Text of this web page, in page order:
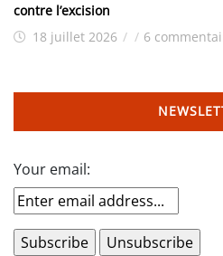
contre l’excision
18 juillet 2026 / / 6
Your email: